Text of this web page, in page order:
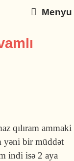
Menyu
qılıram ammaki
yəni bir müddət
indi isə 2 aya